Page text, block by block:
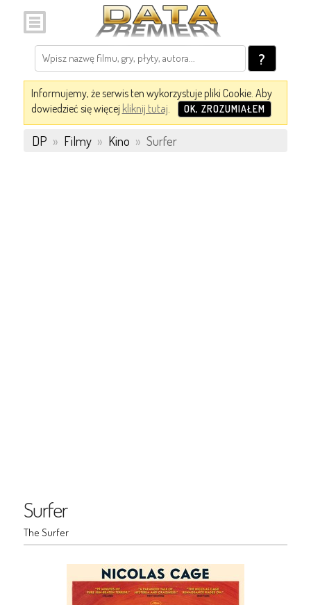
?
Informujemy, że serwis ten wykorzystuje pliki Cookie. Aby
dowiedzieć się więcej kliknij tutaj. OK, ZROZUMIAŁEM
DP » Filmy » Kino » Surfer
Surfer
The Surfer